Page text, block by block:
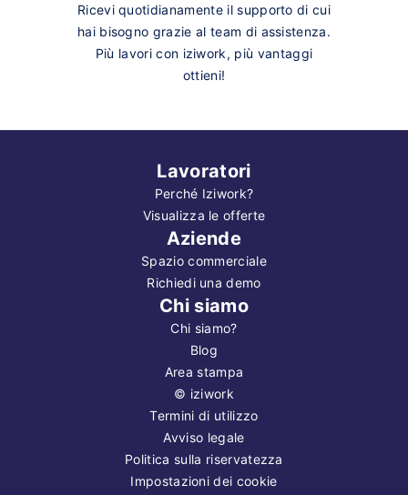
Ricevi quotidianamente il supporto di cui
hai bisogno grazie al team di assistenza.
Più lavori con iziwork, più vantaggi
ottieni!
Lavoratori
Perché Iziwork?
Visualizza le offerte
Aziende
Spazio commerciale
Richiedi una demo
Chi siamo
Chi siamo?
Blog
Area stampa
© iziwork
Termini di utilizzo
Avviso legale
Politica sulla riservatezza
Impostazioni dei cookie